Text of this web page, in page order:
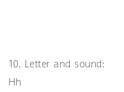
10. Letter and sound:
Hh